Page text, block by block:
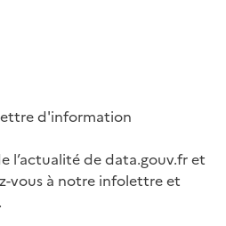
d'information
l’actualité de data.gouv.fr et
vous à notre infolettre et